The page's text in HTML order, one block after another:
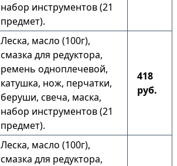
набор инструментов (21
предмет).
Леска, масло (100г),
смазка для редуктора,
ремень одноплечевой,
катушка, нож, перчатки,
беруши, свеча, маска,
набор инструментов (21
предмет).
418
руб.
Леска, масло (100г),
смазка для редуктора,